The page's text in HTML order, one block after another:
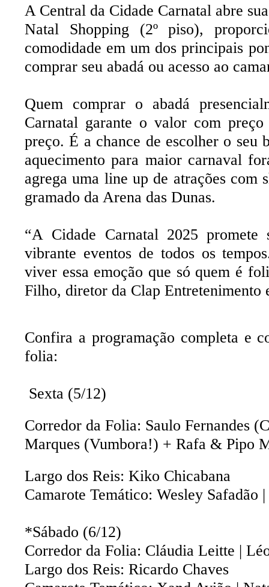
A Central da Cidade Carnatal abre
Natal Shopping (2º piso),
comodidade em um dos principais
comprar seu abadá ou acesso ao
Quem comprar o abadá
Carnatal garante o valor com
preço. É a chance de escolher o
aquecimento para maior carnaval
agrega uma line up de atrações com
gramado da Arena das Dunas.
“A Cidade Carnatal 2025
vibrante eventos de todos os
viver essa emoção que só quem é
Filho, diretor da Clap Entretenimento
Confira a programação completa e
folia:
Sexta (5/12)
Corredor da Folia: Saulo Fernandes
Marques (Vumbora!) + Rafa & Pipo
Largo dos Reis: Kiko Chicabana
Camarote Temático: Wesley Safadão
*Sábado (6/12)
Corredor da Folia: Cláudia Leitte |
Largo dos Reis: Ricardo Chaves